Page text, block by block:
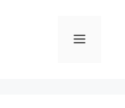
Menu